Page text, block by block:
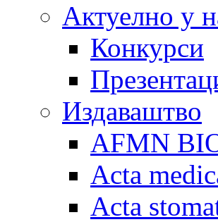
Актуелно у
Конкурси
Издаваштво
AFMN
Acta
Acta